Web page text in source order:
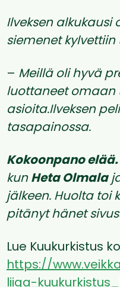
Ilveksen
siemenet
– Meillä oli hyvä
luottaneet omaan
asioita.Ilveksen
tasapainossa.
Kokoonpano elää.
kun Heta Olmala
jälkeen. Huolta toi
pitänyt hänet
Lue Kuukurkistus
https://
liiga-